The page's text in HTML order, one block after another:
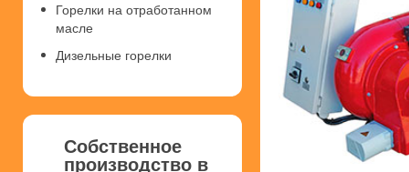
Горелки на отработанном
масле
Дизельные горелки
Собственное
производство в